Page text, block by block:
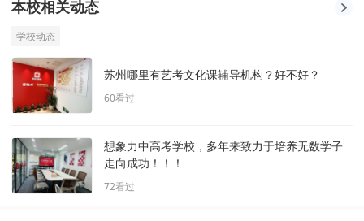
本校相关动态
学校动态
苏州哪里有艺考文化课辅导机构？好不好？
60看过
想象力中高考学校，多年来致力于培养无数学子
走向成功！！！
72看过